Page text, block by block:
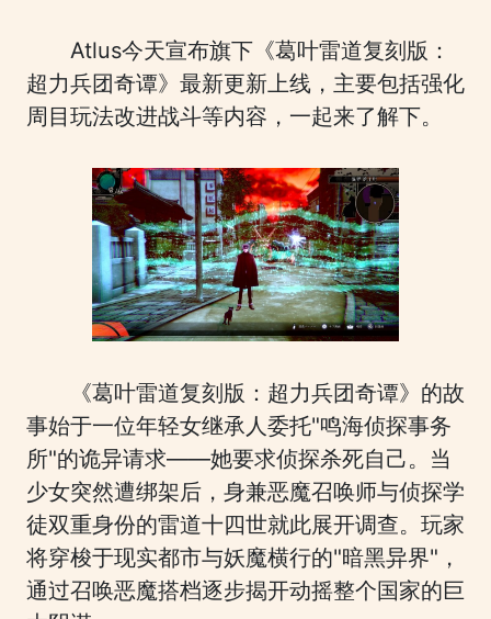
Atlus今天宣布旗下《葛叶雷道复刻版：
超力兵团奇谭》最新更新上线，主要包括强化
周目玩法改进战斗等内容，一起来了解下。
《葛叶雷道复刻版：超力兵团奇谭》的故
事始于一位年轻女继承人委托"鸣海侦探事务
所"的诡异请求——她要求侦探杀死自己。当
少女突然遭绑架后，身兼恶魔召唤师与侦探学
徒双重身份的雷道十四世就此展开调查。玩家
将穿梭于现实都市与妖魔横行的"暗黑异界"，
通过召唤恶魔搭档逐步揭开动摇整个国家的巨